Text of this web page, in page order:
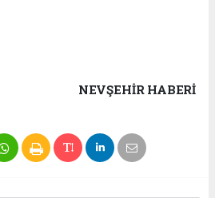
NEVŞEHIR HABERİ